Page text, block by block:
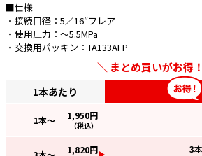
販売終了品
■仕様
・接続口径：5／16″フレア
・使用圧力：～5.5MPa
・交換用パッキン：TA133AFP
まとめ買いがお得！
1本あたり
1本～ 1,950円
（税込）
1,820円 3